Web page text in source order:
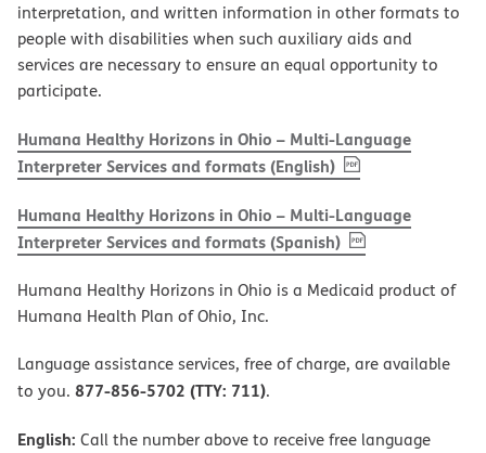
interpretation, and written information in other formats to
people with disabilities when such auxiliary aids and
services are necessary to ensure an equal opportunity to
participate.
Humana Healthy Horizons in Ohio – Multi-Language
Interpreter Services and formats (English), PDF(opens in new
Humana Healthy Horizons in Ohio – Multi-Language
Interpreter Services and formats (Spanish), PDF(opens in new
Humana Healthy Horizons in Ohio is a Medicaid product of
Humana Health Plan of Ohio, Inc.
Language assistance services, free of charge, are available
to you. 877-856-5702 (TTY: 711).
English: Call the number above to receive free language